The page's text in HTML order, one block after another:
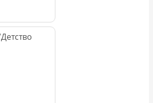
Детство